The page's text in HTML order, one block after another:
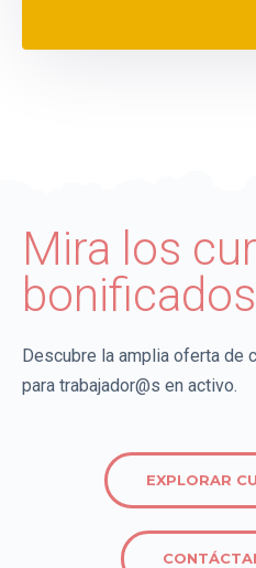
Mira los
bonificados
Descubre la amplia oferta de
para trabajador@s en activo.
EXPLORAR